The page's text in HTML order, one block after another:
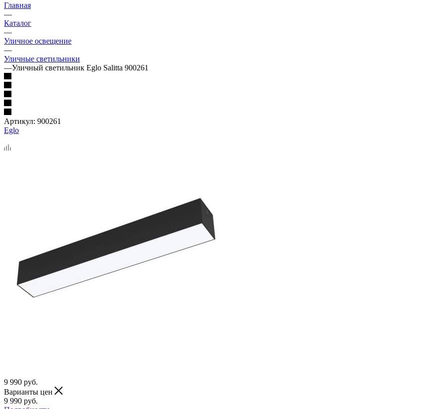
Главная
—
Каталог
—
Уличное освещение
—
Уличные светильники
—Уличный светильник Eglo Salitta 900261
Артикул: 900261
Eglo
9 990 руб.
Варианты цен
9 990 руб.